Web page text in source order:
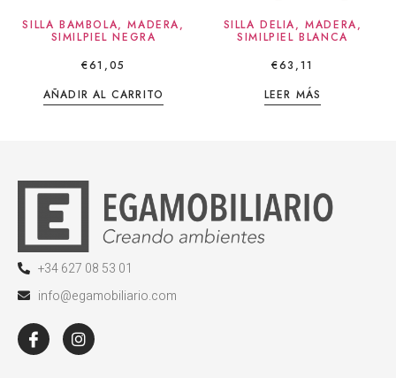
SILLA BAMBOLA, MADERA,
SIMILPIEL NEGRA
€61,05
AÑADIR AL CARRITO
SILLA DELIA, MADERA,
SIMILPIEL BLANCA
€63,11
LEER MÁS
+34 627 08 53 01
info@egamobiliario.com